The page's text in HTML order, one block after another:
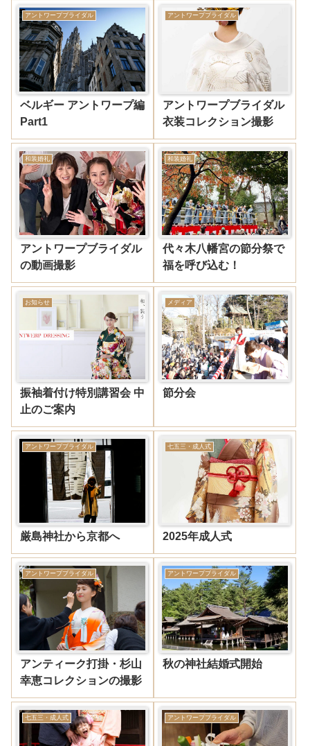
アントワープブライダル
ベルギー アントワープ編
Part1
アントワープブライダル
アントワープブライダル
衣装コレクション撮影
和装婚礼
アントワープブライダル
の動画撮影
和装婚礼
代々木八幡宮の節分祭で
福を呼び込む！
お知らせ
振袖着付け特別講習会 中
止のご案内
メディア
節分会
アントワープブライダル
厳島神社から京都へ
七五三・成人式
2025年成人式
アントワープブライダル
アンティーク打掛・杉山
幸恵コレクションの撮影
アントワープブライダル
秋の神社結婚式開始
七五三・成人式 アントワープブライダル